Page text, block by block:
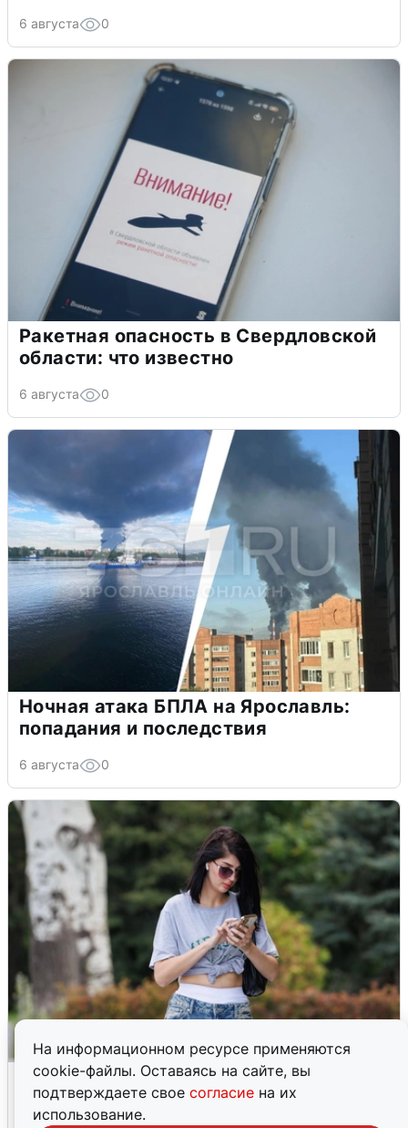
На информационном ресурсе применяются
cookie-файлы. Оставаясь на сайте, вы
подтверждаете свое согласие на их
использование.
6 августа 0
Ракетная опасность в Свердловской
области: что известно
6 августа 0
Ночная атака БПЛА на Ярославль:
попадания и последствия
6 августа 0
Волгоградцы остались без
мобильного интернета